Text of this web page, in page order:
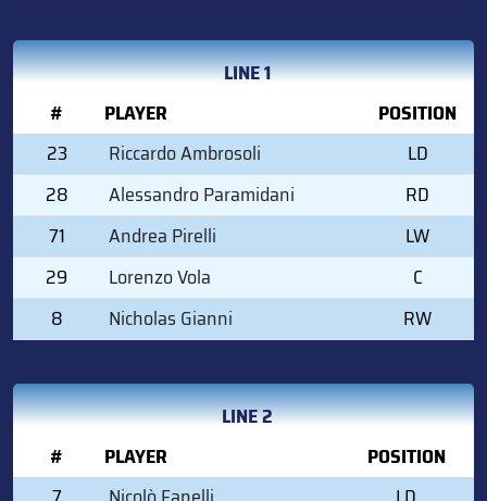
LINE 1
#
PLAYER
POSITION
23
Riccardo Ambrosoli
LD
28
Alessandro Paramidani
RD
71
Andrea Pirelli
LW
29
Lorenzo Vola
C
8
Nicholas Gianni RW
LINE 2
#
PLAYER
POSITION